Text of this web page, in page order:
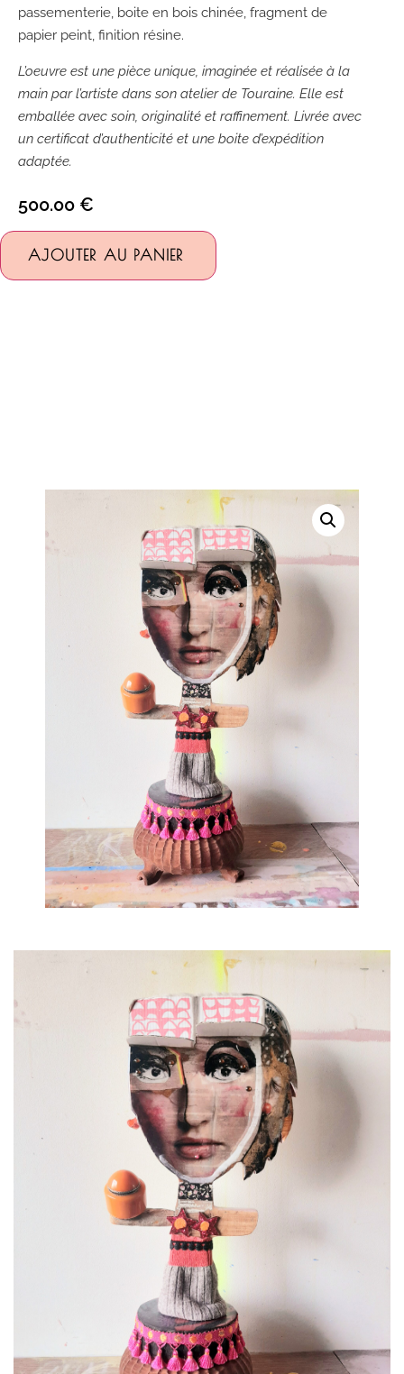
passementerie, boite en bois chinée, fragment de
papier peint, finition résine.
L’oeuvre est une pièce unique, imaginée et réalisée à la
main par l’artiste dans son atelier de Touraine. Elle est
emballée avec soin, originalité et raffinement. Livrée avec
un certificat d’authenticité et une boite d’expédition
adaptée.
500.00 €
AJOUTER AU PANIER
Alternative: